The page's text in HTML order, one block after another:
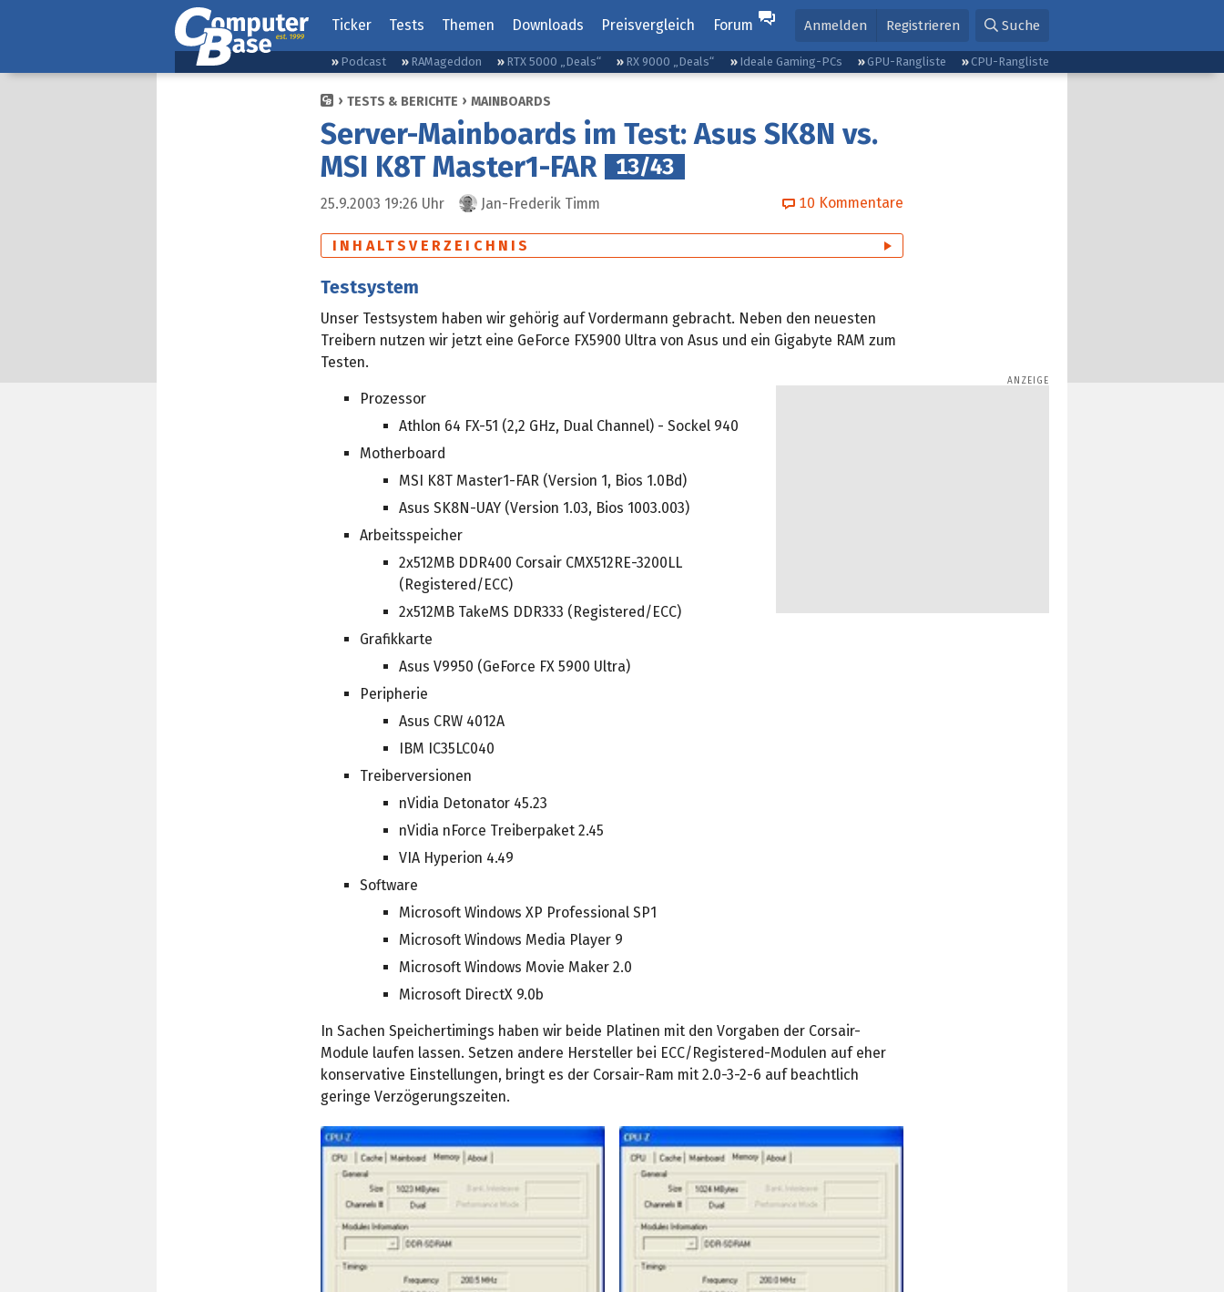
Ticker Tests Themen Downloads Preisvergleich Forum Anmelden Registrieren Suche
Podcast RAMageddon RTX 5000 „Deals“ RX 9000 „Deals“ Ideale Gaming-PCs GPU-Rangliste CPU-Rangliste
TESTS & BERICHTE MAINBOARDS
Server-Mainboards im Test: Asus SK8N vs.
MSI K8T Master1-FAR
13/43
25.9.2003 19:26 Uhr Jan-Frederik Timm 10 Kommentare
INHALTSVERZEICHNIS
Testsystem
Unser Testsystem haben wir gehörig auf Vordermann gebracht. Neben den neuesten
Treibern nutzen wir jetzt eine GeForce FX5900 Ultra von Asus und ein Gigabyte RAM zum
Testen.
Prozessor
Athlon 64 FX-51 (2,2 GHz, Dual Channel) - Sockel 940
Motherboard
MSI K8T Master1-FAR (Version 1, Bios 1.0Bd)
Asus SK8N-UAY (Version 1.03, Bios 1003.003)
Arbeitsspeicher
2x512MB DDR400 Corsair CMX512RE-3200LL
(Registered/ECC)
2x512MB TakeMS DDR333 (Registered/ECC)
Grafikkarte
Asus V9950 (GeForce FX 5900 Ultra)
Peripherie
Asus CRW 4012A
IBM IC35LC040
Treiberversionen
nVidia Detonator 45.23
nVidia nForce Treiberpaket 2.45
VIA Hyperion 4.49
Software
Microsoft Windows XP Professional SP1
Microsoft Windows Media Player 9
Microsoft Windows Movie Maker 2.0
Microsoft DirectX 9.0b
In Sachen Speichertimings haben wir beide Platinen mit den Vorgaben der Corsair-
Module laufen lassen. Setzen andere Hersteller bei ECC/Registered-Modulen auf eher
konservative Einstellungen, bringt es der Corsair-Ram mit 2.0-3-2-6 auf beachtlich
geringe Verzögerungszeiten.